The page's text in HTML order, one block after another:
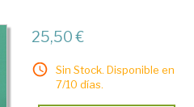
25,50 €
Sin Stock. Disponible en
7/10 días.